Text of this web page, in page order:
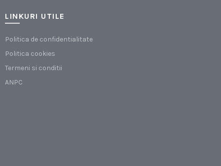
LINKURI UTILE
Politica de confidentialitate
Politica cookies
Termeni si conditii
ANPC